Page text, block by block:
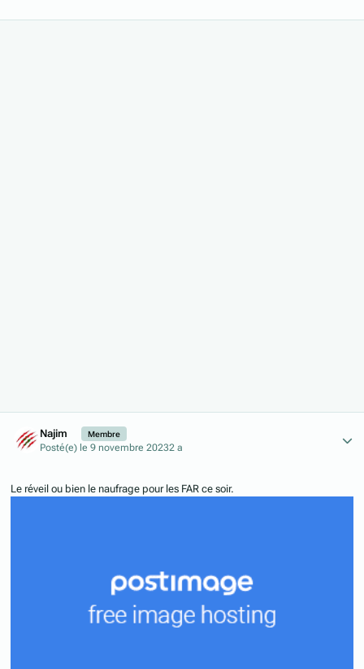
Najim Membre
Posté(e) le 9 novembre 20232 a
Le réveil ou bien le naufrage pour les FAR ce soir.